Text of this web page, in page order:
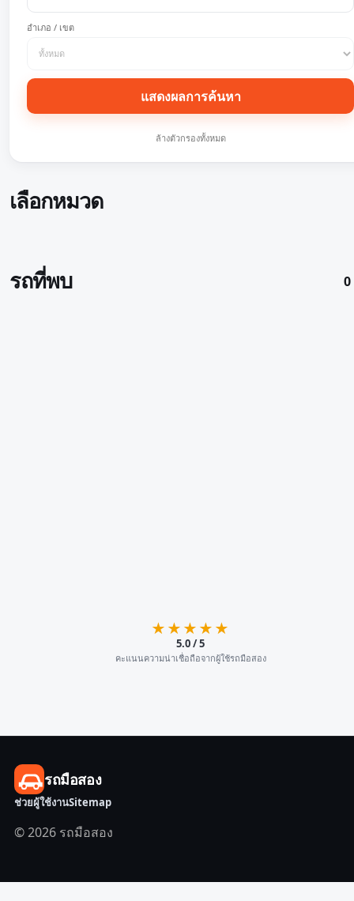
อำเภอ / เขต
แสดงผลการค้นหา
ล้างตัวกรองทั้งหมด
เลือกหมวด
รถที่พบ
★★★★★
5.0 / 5
คะแนนความน่าเชื่อถือจากผู้ใช้รถมือสอง
รถมือสอง
ช่วยผู้ใช้งานSitemap
© 2026 รถมือสอง